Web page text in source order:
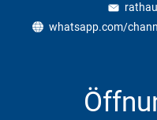
whatsapp.com/